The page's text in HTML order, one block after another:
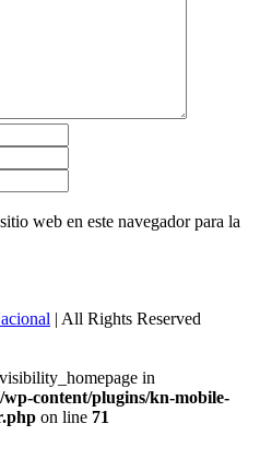
web en este navegador para la
| All Rights Reserved
in
content/plugins/kn-mobile-
on line 71